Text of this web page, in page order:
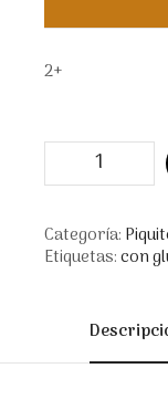
2+
Piquitos
Camperos
Categoría:
Etiquetas:con